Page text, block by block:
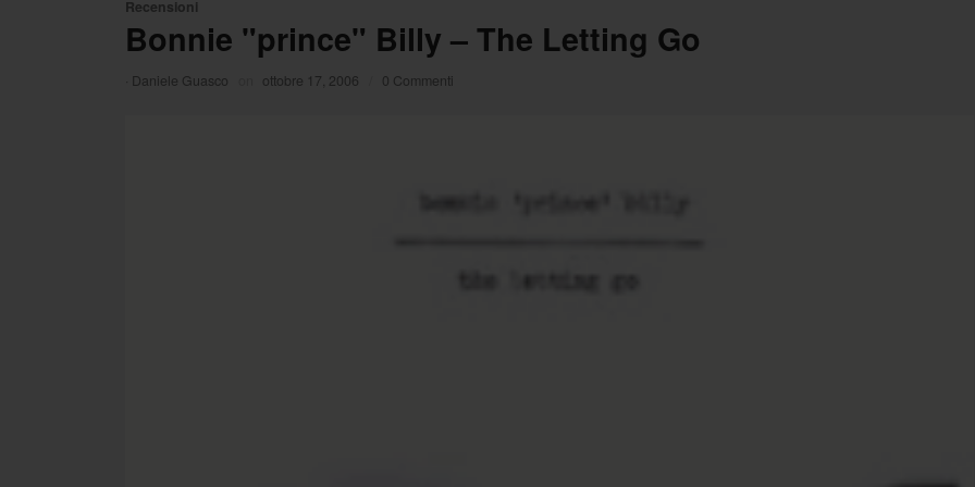
Recensioni
Bonnie "prince" Billy – The Letting Go
Daniele Guasco ottobre 17, 2006 0 Commenti